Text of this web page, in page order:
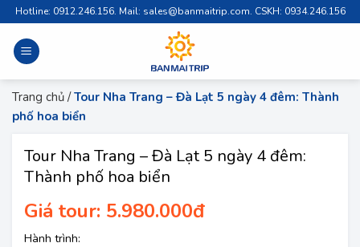
Skip
to
content
Hotline: 0912.246.156. Mail: sales@banmaitrip.com. CSKH: 0934.246.156
Trang chủ /Tour Nha Trang – Đà Lạt 5 ngày 4 đêm: Thành
phố hoa biển
Tour Nha Trang – Đà Lạt 5 ngày 4 đêm:
Thành phố hoa biển
Giá tour: 5.980.000đ
Hành trình: